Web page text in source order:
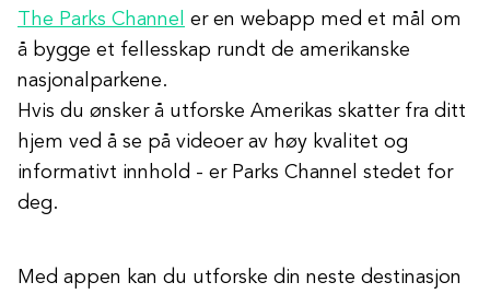
The Parks Channel
er en webapp med et mål om
å bygge et fellesskap rundt de amerikanske
nasjonalparkene.
Hvis du ønsker å utforske Amerikas skatter fra ditt
hjem ved å se på videoer av høy kvalitet og
informativt innhold - er Parks Channel stedet for
deg.
Med appen kan du utforske din neste destinasjon